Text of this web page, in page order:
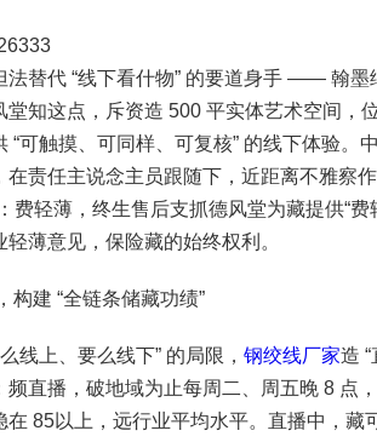
法替代 “线下看什物” 的要道身手 —— 翰
堂知这点，斥资造 500 平实体艺术空间
“可触摸、可同样、可复核” 的线下体验
在责任主说念主员跟随下，近距离不雅察
费轻薄，终生售后支抓德风堂为藏提供“
薄意见，保险藏的始终权利。
构建 “全链条储藏功绩”
线上、要么线下” 的局限， 钢绞线厂家造
频直播，破地域为止每周二、周五晚 8 点
85以上，远行业平均水平。直播中，藏